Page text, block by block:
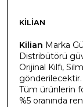
KILIAN
Kilian Marka
Distribütörü
Orijinal Kılfı,
gönderilecektir.
Tüm ürünlerin
%5 oranında